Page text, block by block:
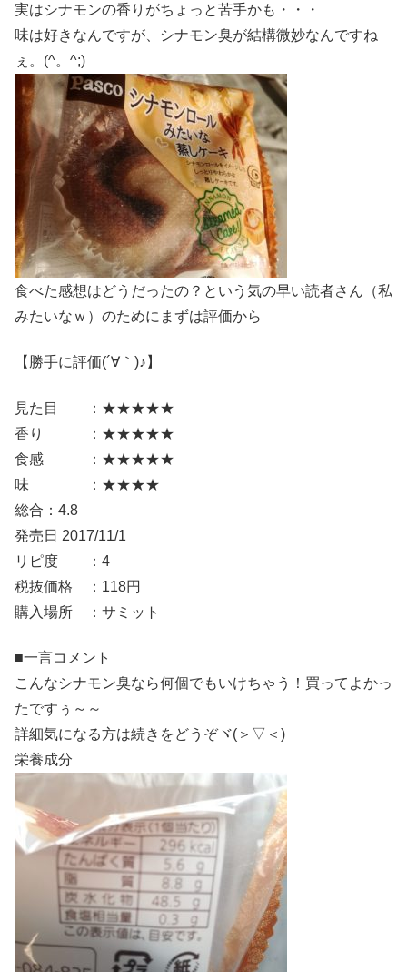
実はシナモンの香りがちょっと苦手かも・・・
味は好きなんですが、シナモン臭が結構微妙なんですね
ぇ。(^。^;)
食べた感想はどうだったの？という気の早い読者さん（私
みたいなｗ）のためにまずは評価から
【勝手に評価(´∀｀)♪】
見た目 ：★★★★★
香り ：★★★★★
食感 ：★★★★★
味 ：★★★★
総合：4.8
発売日 2017/11/1
リピ度 ：4
税抜価格 ：118円
購入場所 ：サミット
■一言コメント
こんなシナモン臭なら何個でもいけちゃう！買ってよかっ
たですぅ～～
詳細気になる方は続きをどうぞヾ(＞▽＜)
栄養成分